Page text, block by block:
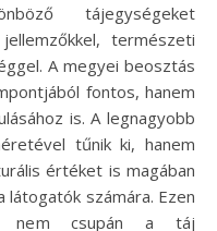
tájegységeket
természeti
A megyei beosztás
fontos, hanem
is. A legnagyobb
tűnik ki, hanem
értéket is magában
látogatók számára. Ezen
nem csupán a táj